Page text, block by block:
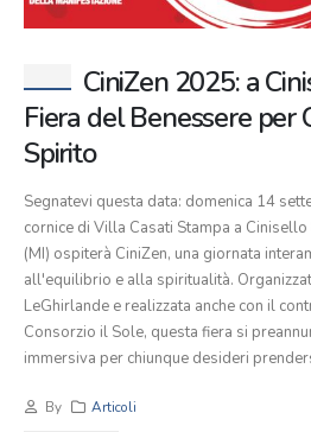
CiniZen 2025: a
Fiera del Benessere per
Spirito
Segnatevi questa data: domenica 14
cornice di Villa Casati Stampa a
(MI) ospiterà CiniZen, una giornata
all'equilibrio e alla spiritualità.
LeGhirlande e realizzata anche con il
Consorzio il Sole, questa fiera si
immersiva per chiunque desideri
By Articoli